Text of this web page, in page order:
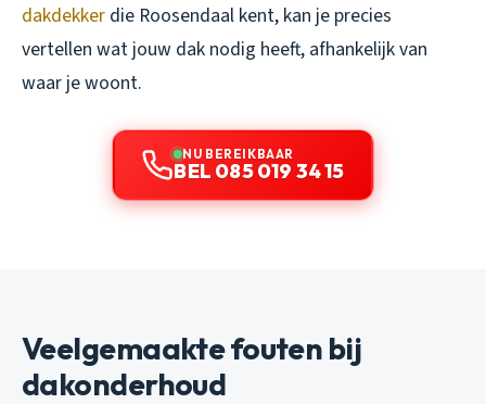
dakdekker die Roosendaal kent, kan je precies
vertellen wat jouw dak nodig heeft, afhankelijk van
waar je woont.
NU BEREIKBAAR
BEL 085 019 34 15
Veelgemaakte fouten bij
dakonderhoud